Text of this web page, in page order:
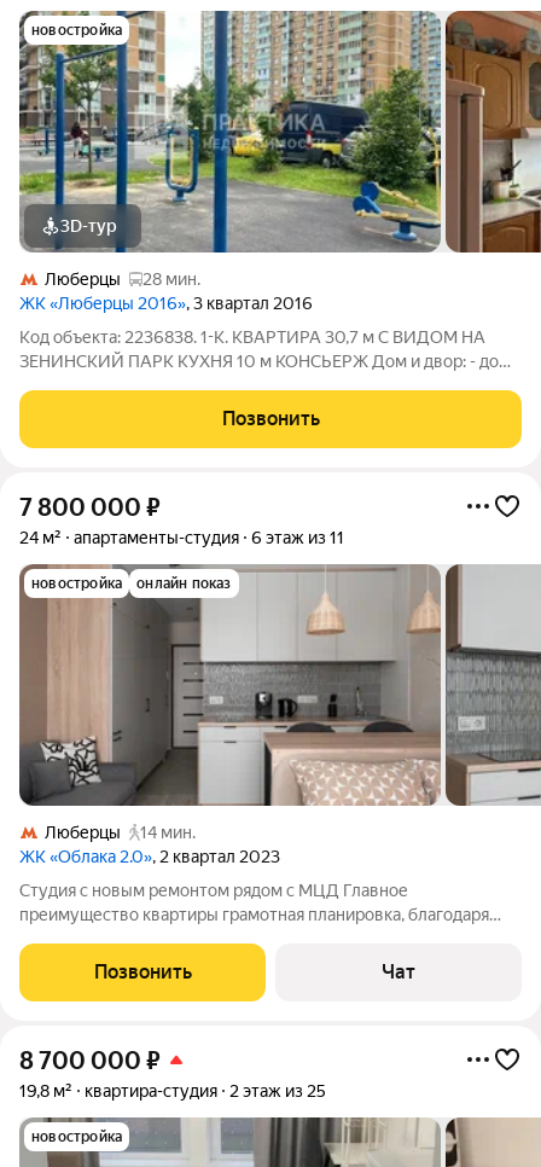
новостройка
3D-тур
Люберцы
28 мин.
ЖК «Люберцы 2016», 3 квартал 2016
Код объекта: 2236838. 1-К. КВАРТИРА 30,7 м С ВИДОМ НА
ЗЕНИНСКИЙ ПАРК КУХНЯ 10 м КОНСЬЕРЖ Дом и двор: - дом
микрорайона ЖК «Люберцы» (ранее известного как «Люберцы
2016») от группы «Самолёт», -
Позвонить
7 800 000 ₽
24 м² апартаменты-студия 6 этаж из 11
новостройка онлайн показ
Люберцы
14 мин.
ЖК «Облака 2.0», 2 квартал 2023
Студия с новым ремонтом рядом с МЦД Главное
преимущество квартиры грамотная планировка, благодаря
отличает квартиру: полноценная спальная зона с
ортопедическим матрасом; кухня с большой рабочей
Позвонить Чат
8 700 000 ₽
19,8 м² квартира-студия 2 этаж из 25
новостройка